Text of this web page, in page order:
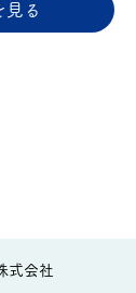
見る
式会社